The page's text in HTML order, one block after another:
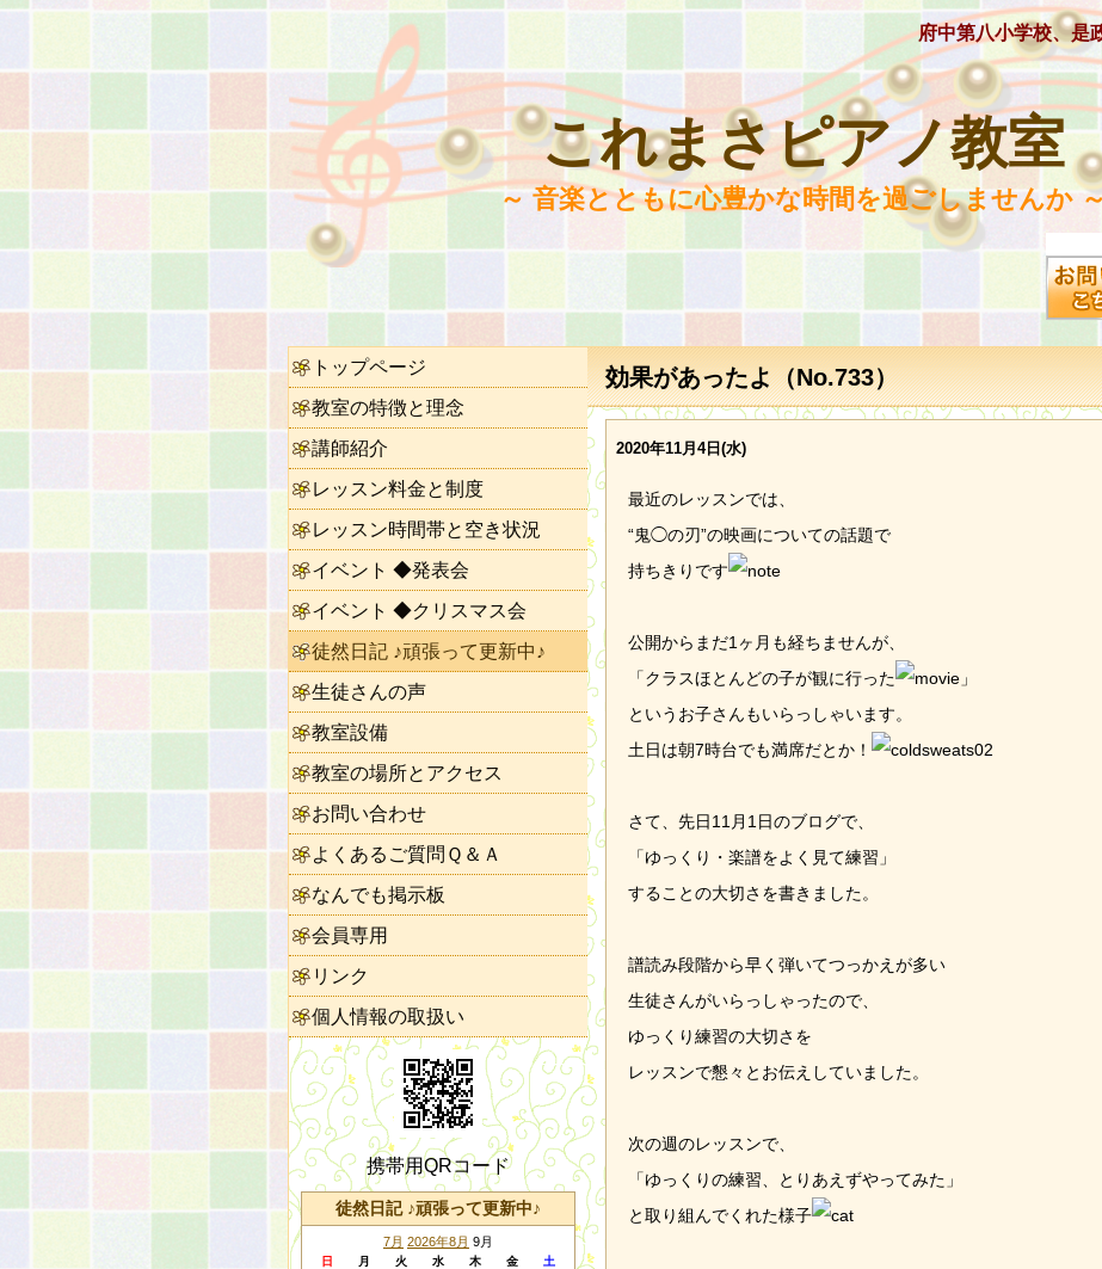
府中第八小学校、是
これまさピアノ教室
～ 音楽とともに心豊かな時間を過ごしませんか
効果があったよ（No.733）
2020年11月4日(水)
最近のレッスンでは、
“鬼◯の刃”の映画についての話題で
持ちきりです
公開からまだ1ヶ月も経ちませんが、
「クラスほとんどの子が観に行った
」
というお子さんもいらっしゃいます。
土日は朝7時台でも満席だとか！
さて、先日11月1日のブログで、
「ゆっくり・楽譜をよく見て練習」
することの大切さを書きました。
譜読み段階から早く弾いてつっかえが多い
生徒さんがいらっしゃったので、
ゆっくり練習の大切さを
レッスンで懇々とお伝えしていました。
次の週のレッスンで、
「ゆっくりの練習、とりあえずやってみた」
と取り組んでくれた様子
トップページ
教室の特徴と理念
講師紹介
レッスン料金と制度
レッスン時間帯と空き状況
イベント ◆発表会
イベント ◆クリスマス会
徒然日記 ♪頑張って更新中♪
生徒さんの声
教室設備
教室の場所とアクセス
お問い合わせ
よくあるご質問Ｑ＆Ａ
なんでも掲示板
会員専用
リンク
個人情報の取扱い
携帯用QRコード
徒然日記 ♪頑張って更新中♪
7月 2026年8月 9月
日 月 火 水 木 金 土